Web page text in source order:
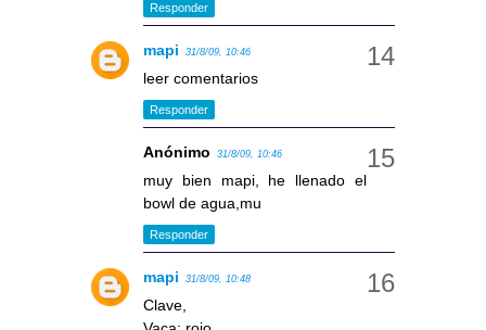
Responder
mapi 31/8/09, 10:46
leer comentarios
Responder
Anónimo 31/8/09, 10:46
muy bien mapi, he llenado el
bowl de agua,mu
Responder
mapi 31/8/09, 10:48
Clave,